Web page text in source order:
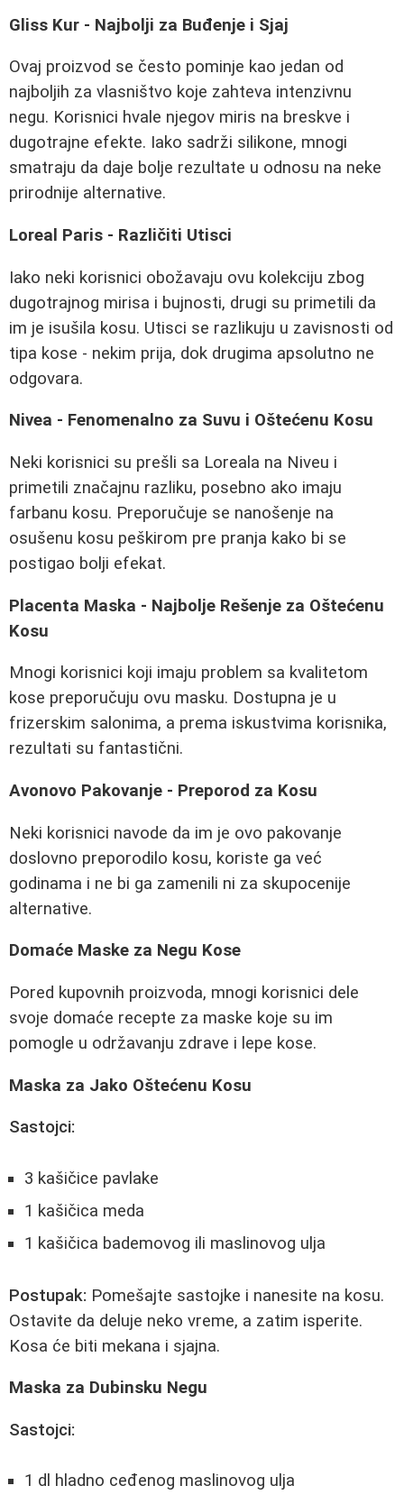
Gliss Kur - Najbolji za Buđenje i Sjaj
Ovaj proizvod se često pominje kao jedan od
najboljih za vlasništvo koje zahteva intenzivnu
negu. Korisnici hvale njegov miris na breskve i
dugotrajne efekte. Iako sadrži silikone, mnogi
smatraju da daje bolje rezultate u odnosu na neke
prirodnije alternative.
Loreal Paris - Različiti Utisci
Iako neki korisnici obožavaju ovu kolekciju zbog
dugotrajnog mirisa i bujnosti, drugi su primetili da
im je isušila kosu. Utisci se razlikuju u zavisnosti od
tipa kose - nekim prija, dok drugima apsolutno ne
odgovara.
Nivea - Fenomenalno za Suvu i Oštećenu Kosu
Neki korisnici su prešli sa Loreala na Niveu i
primetili značajnu razliku, posebno ako imaju
farbanu kosu. Preporučuje se nanošenje na
osušenu kosu peškirom pre pranja kako bi se
postigao bolji efekat.
Placenta Maska - Najbolje Rešenje za Oštećenu
Kosu
Mnogi korisnici koji imaju problem sa kvalitetom
kose preporučuju ovu masku. Dostupna je u
frizerskim salonima, a prema iskustvima korisnika,
rezultati su fantastični.
Avonovo Pakovanje - Preporod za Kosu
Neki korisnici navode da im je ovo pakovanje
doslovno preporodilo kosu, koriste ga već
godinama i ne bi ga zamenili ni za skupocenije
alternative.
Domaće Maske za Negu Kose
Pored kupovnih proizvoda, mnogi korisnici dele
svoje domaće recepte za maske koje su im
pomogle u održavanju zdrave i lepe kose.
Maska za Jako Oštećenu Kosu
Sastojci:
3 kašičice pavlake
1 kašičica meda
1 kašičica bademovog ili maslinovog ulja
Postupak: Pomešajte sastojke i nanesite na kosu.
Ostavite da deluje neko vreme, a zatim isperite.
Kosa će biti mekana i sjajna.
Maska za Dubinsku Negu
Sastojci:
1 dl hladno ceđenog maslinovog ulja